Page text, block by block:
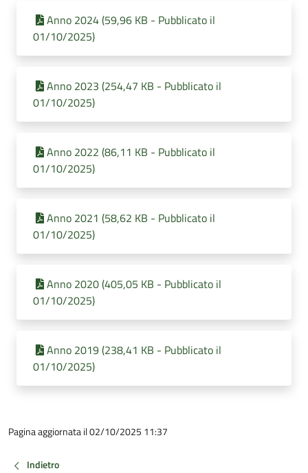
Anno 2024 (59,96 KB - Pubblicato il
01/10/2025)
Anno 2023 (254,47 KB - Pubblicato il
01/10/2025)
Anno 2022 (86,11 KB - Pubblicato il
01/10/2025)
Anno 2021 (58,62 KB - Pubblicato il
01/10/2025)
Anno 2020 (405,05 KB - Pubblicato il
01/10/2025)
Anno 2019 (238,41 KB - Pubblicato il
01/10/2025)
Pagina aggiornata il 02/10/2025 11:37
Indietro